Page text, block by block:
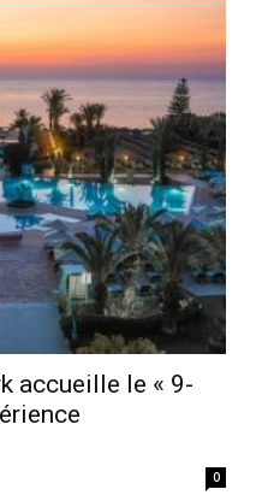
accueille le « 9-
0